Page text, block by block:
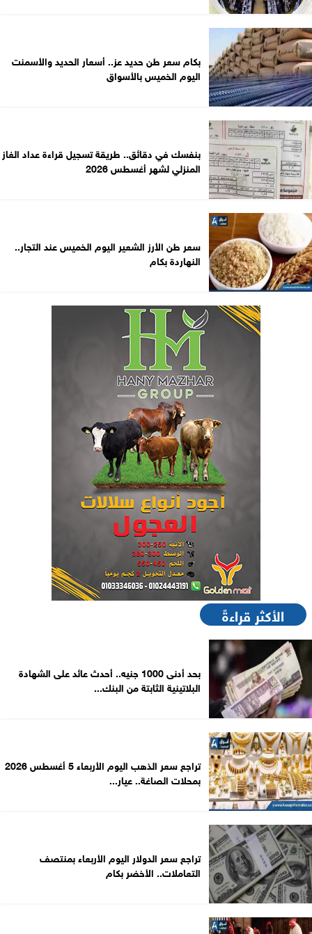
بكام سعر طن حديد عز.. أسعار الحديد والأسمنت
اليوم الخميس بالأسواق
بنفسك في دقائق.. طريقة تسجيل قراءة عداد الغاز
المنزلي لشهر أغسطس 2026
سعر طن الأرز الشعير اليوم الخميس عند التجار..
النهاردة بكام
الأكثر قراءةً
بحد أدنى 1000 جنيه.. أحدث عائد على الشهادة
البلاتينية الثابتة من البنك...
تراجع سعر الذهب اليوم الأربعاء 5 أغسطس 2026
بمحلات الصاغة.. عيار...
تراجع سعر الدولار اليوم الأربعاء بمنتصف
التعاملات.. الأخضر بكام